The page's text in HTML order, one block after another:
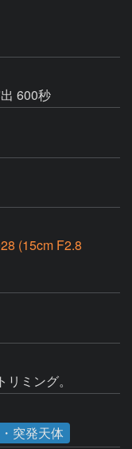
600秒
(15cm F2.8
ミング。
突発天体